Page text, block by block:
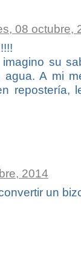
08 octubre,
su
A mi
repostería,
2014
un